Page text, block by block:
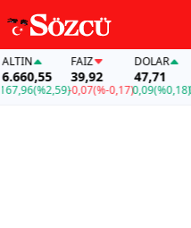
(%2,59)
FAİZ
39,92
-0,07(%-0,17)
DOLAR
47,71
0,09(%0,18)